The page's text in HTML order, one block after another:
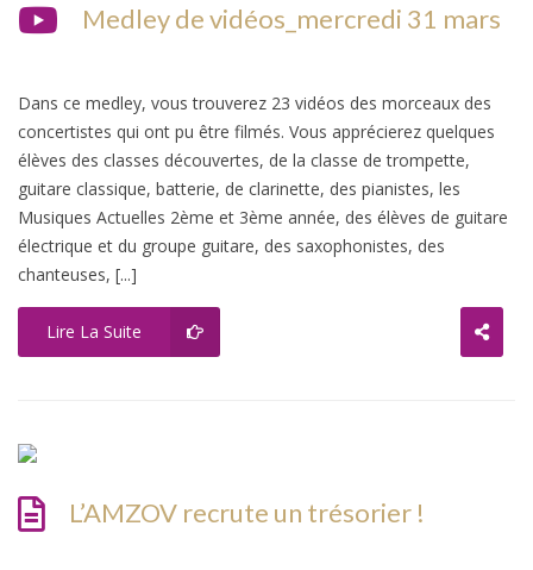
Medley de vidéos_mercredi 31 mars
Dans ce medley, vous trouverez 23 vidéos des morceaux des
concertistes qui ont pu être filmés. Vous apprécierez quelques
élèves des classes découvertes, de la classe de trompette,
guitare classique, batterie, de clarinette, des pianistes, les
Musiques Actuelles 2ème et 3ème année, des élèves de guitare
électrique et du groupe guitare, des saxophonistes, des
chanteuses, [...]
Lire La Suite
L’AMZOV recrute un trésorier !